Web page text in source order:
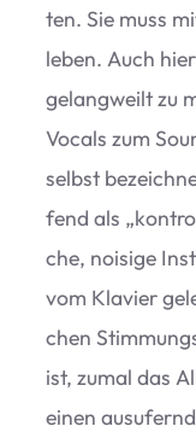
ten. Sie muss
leben. Auch
gelang­weilt zu
Vocals zum
selbst
fend als „
che, noi­sige
vom Kla­vier
chen
ist, zumal das
einen